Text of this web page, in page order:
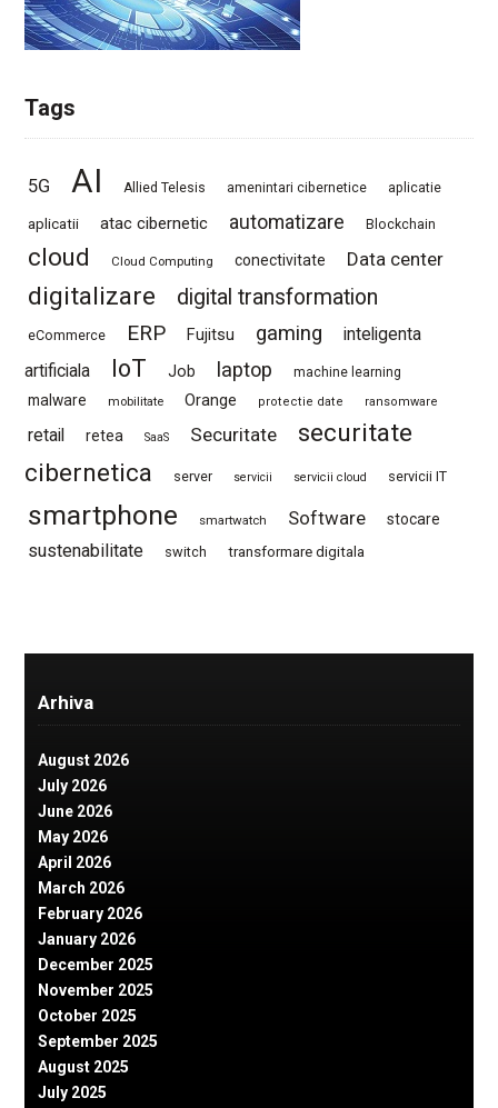
Tags
5G AI Allied Telesis amenintari cibernetice aplicatie
aplicatii atac cibernetic automatizare Blockchain
cloud Cloud Computing conectivitate Data center
digitalizare digital transformation
eCommerce ERP Fujitsu gaming
inteligenta
artificiala
IoT Job laptop machine learning
malware mobilitate Orange protectie date ransomware
retail retea SaaS Securitate
securitate
cibernetica
server servicii servicii cloud servicii IT
smartphone smartwatch Software stocare
sustenabilitate switch transformare digitala
Arhiva
August 2026
July 2026
June 2026
May 2026
April 2026
March 2026
February 2026
January 2026
December 2025
November 2025
October 2025
September 2025
August 2025
July 2025